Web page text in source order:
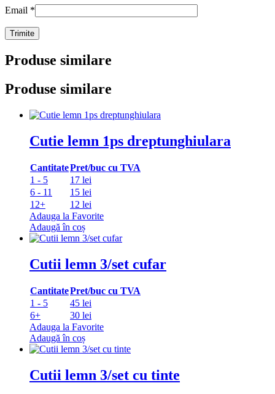
Email *
Produse similare
Produse similare
Cutie lemn 1ps dreptunghiulara
CantitatePret/buc cu TVA
1 - 5
17 lei
6 - 11
15 lei
12+
12 lei
Adauga la Favorite
Adaugă în coș
Cutii lemn 3/set cufar
CantitatePret/buc cu TVA
1 - 5
45 lei
6+
30 lei
Adauga la Favorite
Adaugă în coș
Cutii lemn 3/set cu tinte